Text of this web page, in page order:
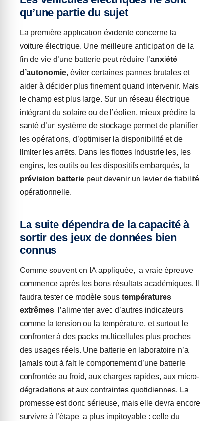
qu’une partie du sujet
La première application évidente concerne la
voiture électrique. Une meilleure anticipation de la
fin de vie d’une batterie peut réduire l’anxiété
d’autonomie, éviter certaines pannes brutales et
aider à décider plus finement quand intervenir. Mais
le champ est plus large. Sur un réseau électrique
intégrant du solaire ou de l’éolien, mieux prédire la
santé d’un système de stockage permet de planifier
les opérations, d’optimiser la disponibilité et de
limiter les arrêts. Dans les flottes industrielles, les
engins, les outils ou les dispositifs embarqués, la
prévision batterie peut devenir un levier de fiabilité
opérationnelle.
La suite dépendra de la capacité à
sortir des jeux de données bien
connus
Comme souvent en IA appliquée, la vraie épreuve
commence après les bons résultats académiques. Il
faudra tester ce modèle sous températures
extrêmes, l’alimenter avec d’autres indicateurs
comme la tension ou la température, et surtout le
confronter à des packs multicellules plus proches
des usages réels. Une batterie en laboratoire n’a
jamais tout à fait le comportement d’une batterie
confrontée au froid, aux charges rapides, aux micro-
dégradations et aux contraintes quotidiennes. La
promesse est donc sérieuse, mais elle devra encore
survivre à l’étape la plus impitoyable : celle du